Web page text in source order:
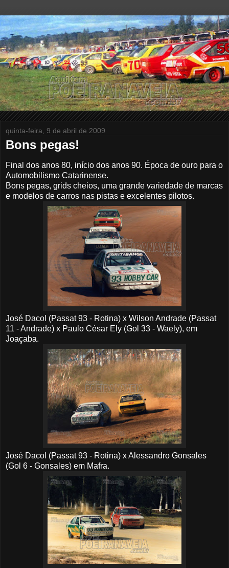
quinta-feira, 9 de abril de 2009
Bons pegas!
Final dos anos 80, início dos anos 90. Época de ouro para o
Automobilismo Catarinense.
Bons pegas, grids cheios, uma grande variedade de marcas
e modelos de carros nas pistas e excelentes pilotos.
José Dacol (Passat 93 - Rotina) x Wilson Andrade (Passat
11 - Andrade) x Paulo César Ely (Gol 33 - Waely), em
Joaçaba.
José Dacol (Passat 93 - Rotina) x Alessandro Gonsales
(Gol 6 - Gonsales) em Mafra.